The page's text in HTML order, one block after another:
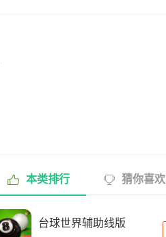
本类排行 猜你喜欢
台球世界辅助线版